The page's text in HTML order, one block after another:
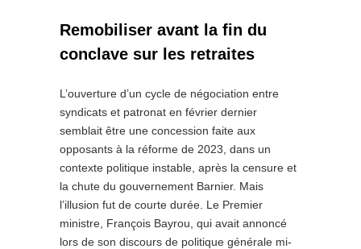
Remobiliser avant la fin du
conclave sur les retraites
L’ouverture d’un cycle de négociation entre
syndicats et patronat en février dernier
semblait être une concession faite aux
opposants à la réforme de 2023, dans un
contexte politique instable, après la censure et
la chute du gouvernement Barnier. Mais
l’illusion fut de courte durée. Le Premier
ministre, François Bayrou, qui avait annoncé
lors de son discours de politique générale mi-